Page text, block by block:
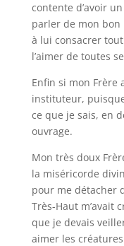
contente d’avoir
parler de mon
à lui consacrer
l’aimer de toutes
Enfin si mon Frère
instituteur,
ce que je sais, en
ouvrage.
Mon très doux
la miséricorde
pour me détacher
Très-Haut m’avait
que je devais
aimer les